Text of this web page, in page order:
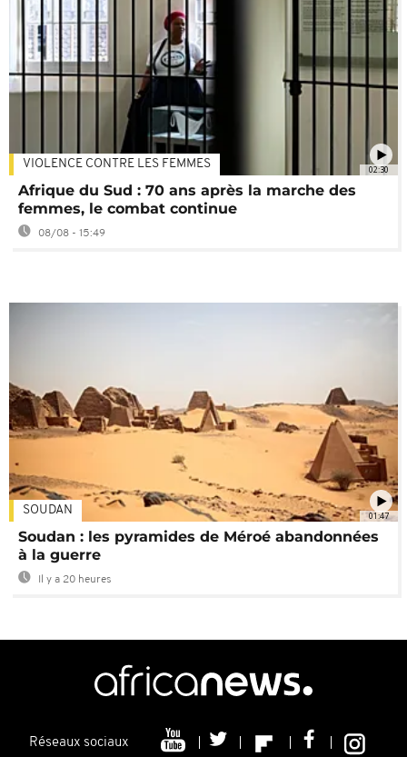
02:30
VIOLENCE CONTRE LES FEMMES
Afrique du Sud : 70 ans après la marche des
femmes, le combat continue
08/08 - 15:49
01:47
SOUDAN
Soudan : les pyramides de Méroé abandonnées
à la guerre
Il y a 20 heures
Réseaux sociaux